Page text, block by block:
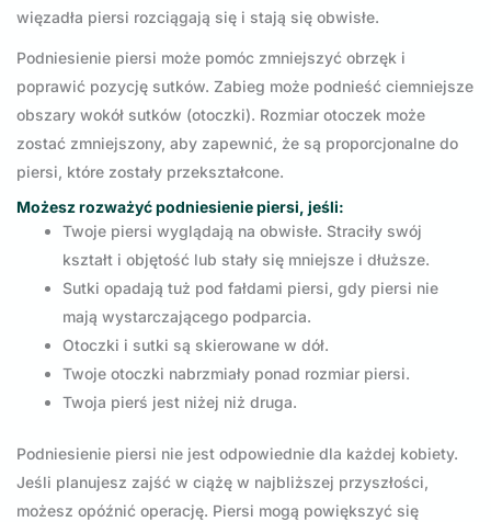
więzadła piersi rozciągają się i stają się obwisłe.
Podniesienie piersi może pomóc zmniejszyć obrzęk i
poprawić pozycję sutków. Zabieg może podnieść ciemniejsze
obszary wokół sutków (otoczki). Rozmiar otoczek może
zostać zmniejszony, aby zapewnić, że są proporcjonalne do
piersi, które zostały przekształcone.
Możesz rozważyć podniesienie piersi, jeśli:
Twoje piersi wyglądają na obwisłe. Straciły swój
kształt i objętość lub stały się mniejsze i dłuższe.
Sutki opadają tuż pod fałdami piersi, gdy piersi nie
mają wystarczającego podparcia.
Otoczki i sutki są skierowane w dół.
Twoje otoczki nabrzmiały ponad rozmiar piersi.
Twoja pierś jest niżej niż druga.
Podniesienie piersi nie jest odpowiednie dla każdej kobiety.
Jeśli planujesz zajść w ciążę w najbliższej przyszłości,
możesz opóźnić operację. Piersi mogą powiększyć się